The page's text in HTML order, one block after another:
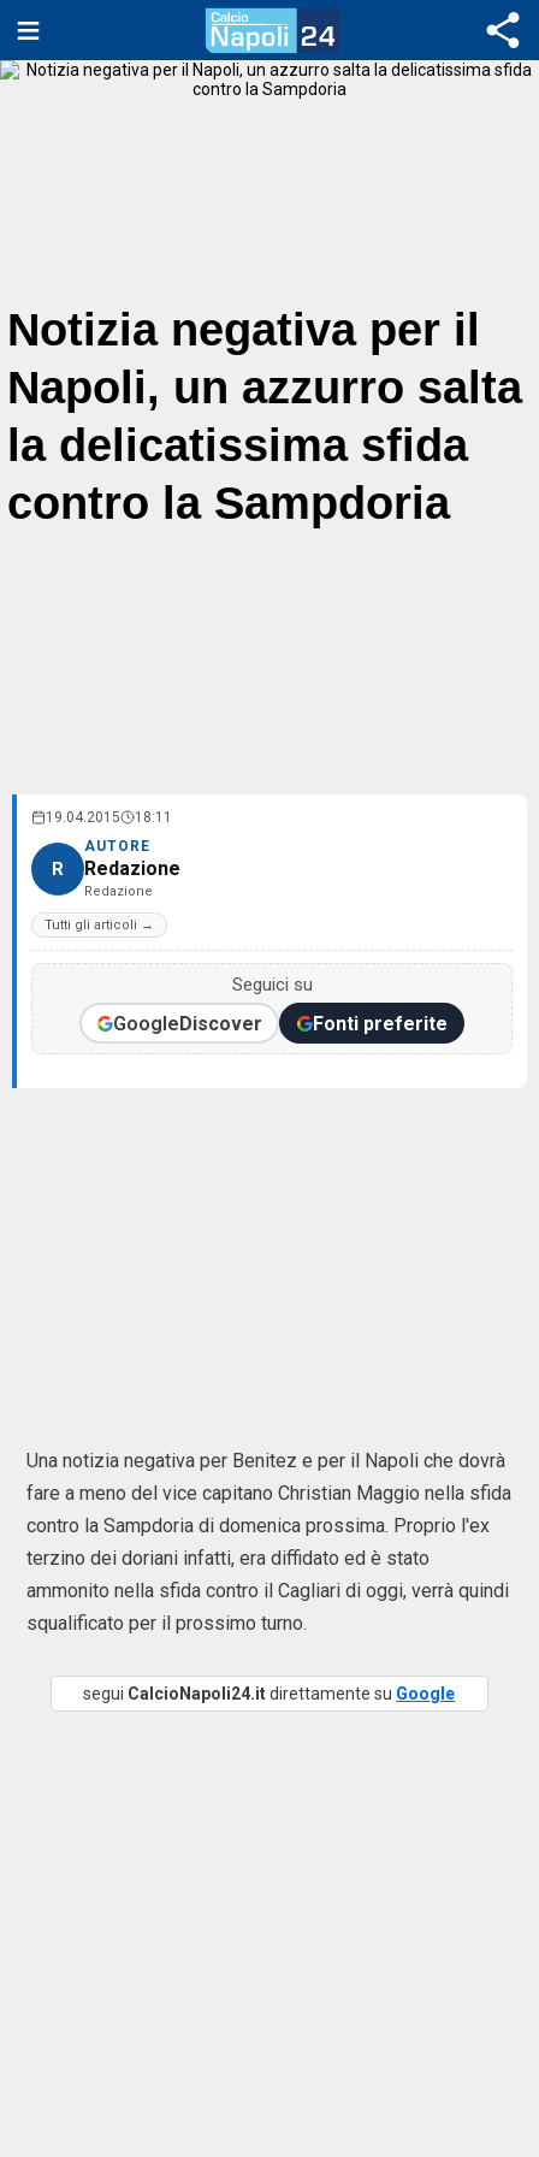
Notizia negativa per il
Napoli, un azzurro salta
la delicatissima sfida
contro la Sampdoria
19.04.2015 18:11
R
AUTORE
Redazione
Redazione
Tutti gli articoli →
Seguici su
GoogleDiscover Fonti preferite
Una notizia negativa per Benitez e per il Napoli che dovrà
fare a meno del vice capitano Christian Maggio nella sfida
contro la Sampdoria di domenica prossima. Proprio l'ex
terzino dei doriani infatti, era diffidato ed è stato
ammonito nella sfida contro il Cagliari di oggi, verrà quindi
squalificato per il prossimo turno.
segui CalcioNapoli24.itdirettamente su Google